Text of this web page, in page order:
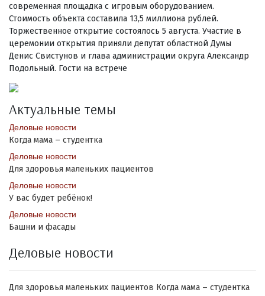
современная площадка с игровым оборудованием.
Стоимость объекта составила 13,5 миллиона рублей.
Торжественное открытие состоялось 5 августа. Участие в
церемонии открытия приняли депутат областной Думы
Денис Свистунов и глава администрации округа Александр
Подольный. Гости на встрече
Актуальные темы
Деловые новости
Когда мама – студентка
Деловые новости
Для здоровья маленьких пациентов
Деловые новости
У вас будет ребёнок!
Деловые новости
Башни и фасады
Деловые новости
Для здоровья маленьких пациентов Когда мама – студентка